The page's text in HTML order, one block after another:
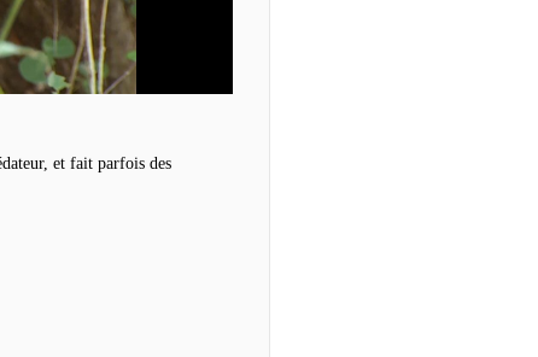
et fait parfois des